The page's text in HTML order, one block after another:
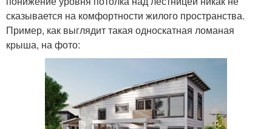
сказывается на комфортности жилого пространства.
Пример, как выглядит такая односкатная ломаная
крыша, на фото: